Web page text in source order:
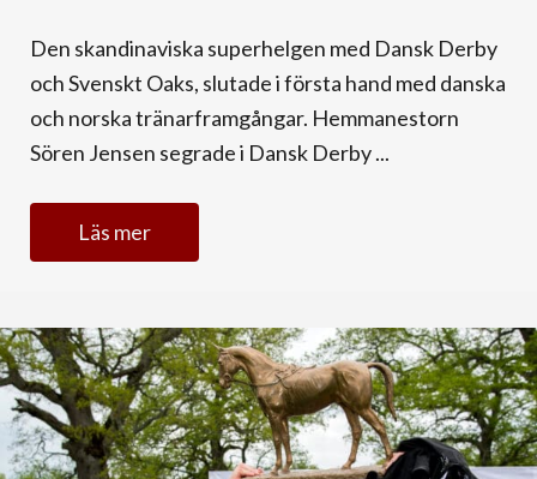
Den skandinaviska superhelgen med Dansk Derby
och Svenskt Oaks, slutade i första hand med danska
och norska tränarframgångar. Hemmanestorn
Sören Jensen segrade i Dansk Derby ...
Läs mer